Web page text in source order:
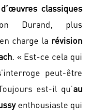
classiques
Durand, plus
charge la révision
. « Est-ce cela qui
peut-être
est-il qu’au
enthousiaste qui